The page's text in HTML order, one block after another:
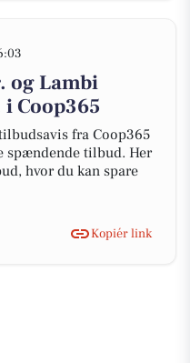
og Lambi
Coop365
fra Coop365
spændende tilbud. Her
hvor du kan spare
Kopiér link